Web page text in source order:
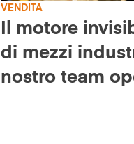
VENDITA
Il motore
di mezzi
nostro team